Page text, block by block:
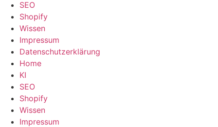
SEO
Shopify
Wissen
Impressum
Datenschutzerklärung
Home
KI
SEO
Shopify
Wissen
Impressum